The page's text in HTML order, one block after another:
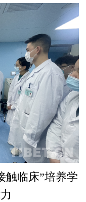
触临床”培养学